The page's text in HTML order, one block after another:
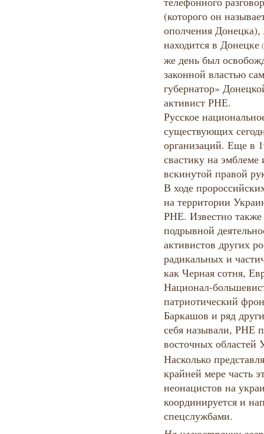
(которого он
ополчения
находится в Донецке
же день был
законной властью
губернатор»
активист РНЕ.
Русское
существующих
организаций. Еще в
свастику на эмблеме
вскинутой правой
В ходе
на территории
РНЕ. Известно также
подрывной
активистов других
радикальных и
как Черная сотня,
Национал-
патриотический
Баркашов и ряд
себя называли, РНЕ
восточных областей
Насколько
крайней мере часть
неонацистов на
координируется и
спецслужбами.